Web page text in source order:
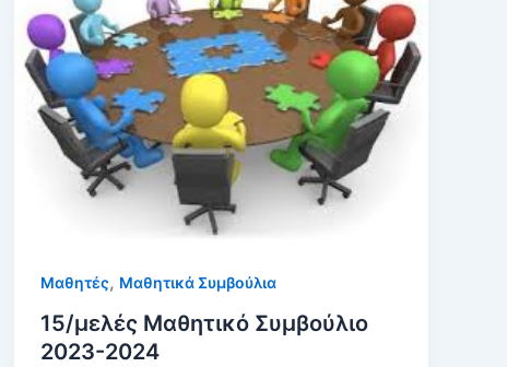
Μαθητές, Μαθητικά Συμβούλια
15/μελές Μαθητικό Συμβούλιο
2023-2024